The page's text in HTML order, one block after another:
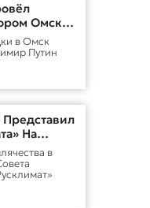
Омской
в Омск
Путин
На
в